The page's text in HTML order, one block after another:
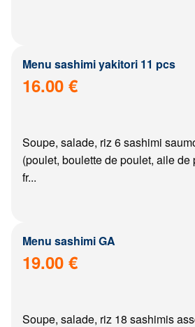
Menu sashimi yakitori 11 pcs
16.00 €
Soupe, salade, riz 6 sashimi
(poulet, boulette de poulet, aile de
fr...
Menu sashimi GA
19.00 €
Soupe, salade, riz 18 sashimis